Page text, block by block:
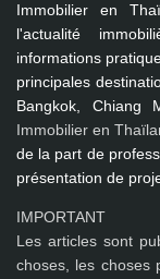
Immobilier en
l'actualité
informations
principales
Bangkok, Chiang
Immobilier en
de la part de
présentation de
IMPORTANT
Les articles sont
choses, les choses